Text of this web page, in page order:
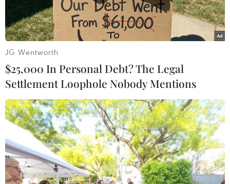
(TTXVN/Vietnam+)
JG Wentworth
$25,000 In Personal Debt? The Legal
Settlement Loophole Nobody Mentions